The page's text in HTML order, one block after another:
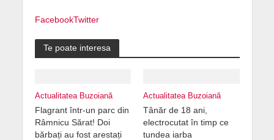
FacebookTwitter
Te poate interesa
Actualitatea Buzoiană
Flagrant într-un parc din
Râmnicu Sărat! Doi
bărbați au fost arestați
Actualitatea Buzoiană
Tânăr de 18 ani,
electrocutat în timp ce
tundea iarba